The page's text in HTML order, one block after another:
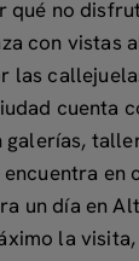
qué no
con vistas
las
cuenta
galerías,
en
un día en
la